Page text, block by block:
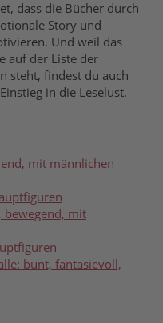
dass die Bücher durch
Story und
Und weil das
auf der Liste der
steht, findest du auch
in die Leselust.
mit männlichen
bewegend, mit
bunt, fantasievoll,